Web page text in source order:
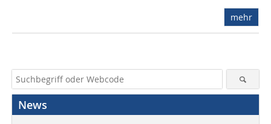
mehr
News